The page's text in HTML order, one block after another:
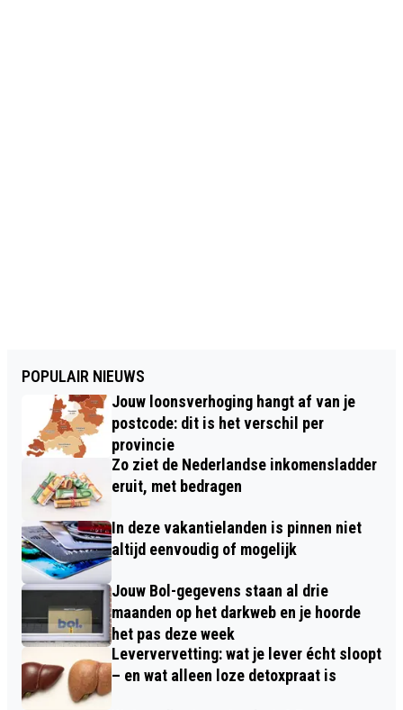
POPULAIR NIEUWS
Jouw loonsverhoging hangt af van je
postcode: dit is het verschil per
provincie
Zo ziet de Nederlandse inkomensladder
eruit, met bedragen
In deze vakantielanden is pinnen niet
altijd eenvoudig of mogelijk
Jouw Bol-gegevens staan al drie
maanden op het darkweb en je hoorde
het pas deze week
Leververvetting: wat je lever écht sloopt
– en wat alleen loze detoxpraat is